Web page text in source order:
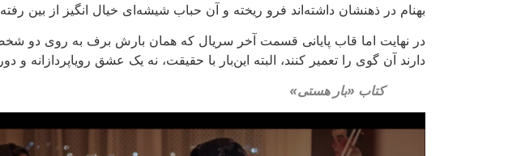
بهنام در ذهنشان داشته‌اند فرو ریخته و آن حباب شیشه‌ای خیال انگیز از بین
در نهایت اما قاب پایانی قسمت آخر سریال که همان بارش برف به روی
دارند آن گوی را تعمیر کنند، البته این‌بار با حقیقت، نه یک عشق رویاپردازانه و
کتاب «بار هستی»